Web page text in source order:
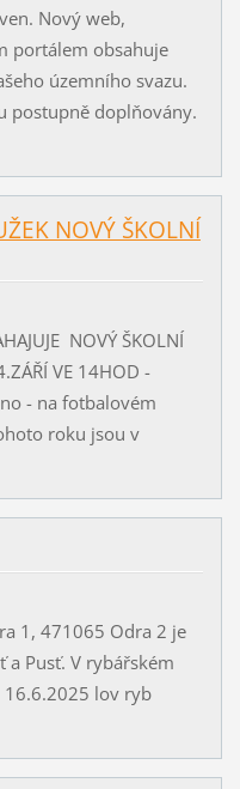
Nový web,
portálem obsahuje
územního svazu.
postupně doplňovány.
NOVÝ ŠKOLNÍ
NOVÝ ŠKOLNÍ
VE 14HOD -
- na fotbalovém
roku jsou v
1, 471065 Odra 2 je
a Pusť. V rybářském
lov ryb